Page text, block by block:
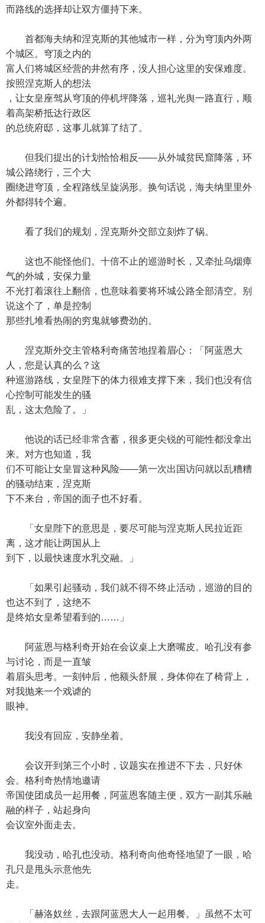
而路线的选择却让双方僵持下来。
首都海夫纳和涅克斯的其他城市一样，分为穹顶内外两
个城区。穹顶之内的
富人们将城区经营的井然有序，没人担心这里的安保难度。
按照涅克斯人的想法
，让女皇座驾从穹顶的停机坪降落，巡礼光舆一路直行，顺
着高架桥抵达行政区
的总统府邸，这事儿就算了结了。
但我们提出的计划恰恰相反——从外城贫民窟降落，环
城公路绕行，三个大
圈绕进穹顶，全程路线呈旋涡形。换句话说，海夫纳里里外
外都得转个遍。
看了我们的规划，涅克斯外交部立刻炸了锅。
这也不能怪他们。十倍不止的巡游时长，又牵扯乌烟瘴
气的外城，安保力量
不光打着滚往上翻倍，也意味着要将环城公路全部清空。别
说这个了，单是控制
那些扎堆看热闹的穷鬼就够费劲的。
涅克斯外交主管格利奇痛苦地捏着眉心：「阿蓝恩大
人，您是认真的么？这
种巡游路线，女皇陛下的体力很难支撑下来，我们也没有信
心控制可能发生的骚
乱，这太危险了。」
他说的话已经非常含蓄，很多更尖锐的可能性都没拿出
来。对方也知道，我
们不可能让女皇冒这种风险——第一次出国访问就以乱糟糟
的骚动结束，涅克斯
下不来台，帝国的面子也不好看。
「女皇陛下的意思是，要尽可能与涅克斯人民拉近距
离，这才能让两国从上
到下，以最快速度水乳交融。」
「如果引起骚动，我们就不得不终止活动，巡游的目的
也达不到了，这绝不
是终焰女皇希望看到的……」
阿蓝恩与格利奇开始在会议桌上大磨嘴皮。哈孔没有参
与讨论，而是一直皱
着眉头思考。一刻钟后，他额头舒展，身体仰在了椅背上，
对我抛来一个戏谑的
眼神。
我没有回应，安静坐着。
会议开到第三个小时，议题实在推进不下去，只好休
会。格利奇热情地邀请
帝国使团成员一起用餐，阿蓝恩客随主便，双方一副其乐融
融的样子，站起身向
会议室外面走去。
我没动，哈孔也没动。格利奇向他奇怪地望了一眼，哈
孔只是甩头示意他先
走。
「赫洛奴丝，去跟阿蓝恩大人一起用餐。」虽然不太可